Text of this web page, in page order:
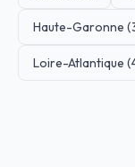
Haute-Garonne
Loire-Atlantique